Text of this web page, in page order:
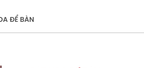
ĐỂ BÀN